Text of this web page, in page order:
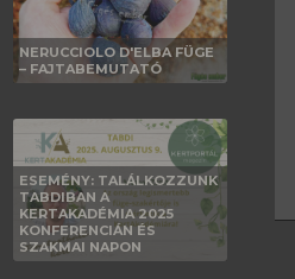
NERUCCIOLO D'ELBA FÜGE
– FAJTABEMUTATÓ
ESEMÉNY: TALÁLKOZZUNK
TABDIBAN A
KERTAKADÉMIA 2025
KONFERENCIÁN ÉS
SZAKMAI NAPON